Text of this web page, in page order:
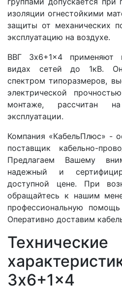
изоляции огнестойкими
защиты от механических
эксплуатацию на воздухе.
ВВГ 3x6+1x4 применяют
видах сетей до 1кВ.
спектром типоразмеров,
электрической
монтаже, рассчитан
эксплуатации.
Компания «КабельПлюс» -
поставщик кабельно-
Предлагаем Вашему
надежный и
доступной цене. При
обращайтесь к нашим
профессиональную
Оперативно доставим
Технические
3x6+1x4